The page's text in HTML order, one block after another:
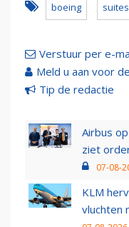
boeing suites
Verstuur per e-
Meld u aan voor
Tip de redactie
Airbus
ziet
07-08-
KLM
vluchten